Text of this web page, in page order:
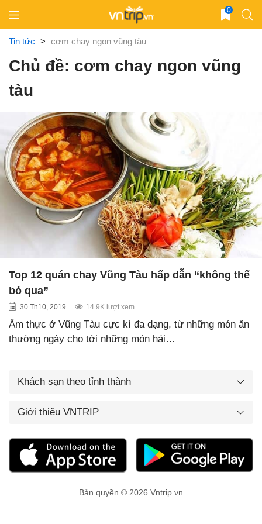
content
0
Tin tức > cơm chay ngon vũng tàu
Chủ đề: cơm chay ngon vũng
tàu
Top 12 quán chay Vũng Tàu hấp dẫn “không thể
bỏ qua”
30 Th10, 2019 14.9K lượt xem
Ẩm thực ở Vũng Tàu cực kì đa dạng, từ những món ăn
thường ngày cho tới những món hải…
Khách sạn theo tỉnh thành
Giới thiệu VNTRIP
Bản quyền © 2026 Vntrip.vn